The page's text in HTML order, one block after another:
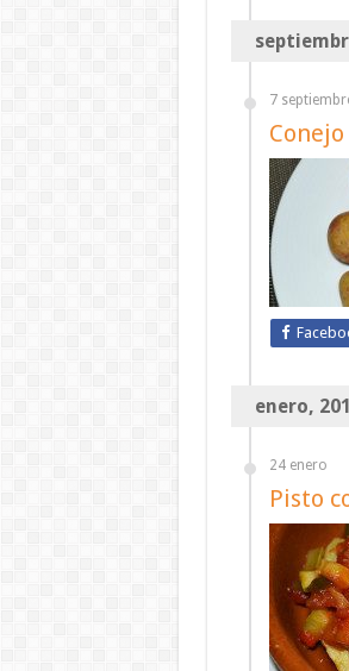
7
enero,
24 enero
Pisto